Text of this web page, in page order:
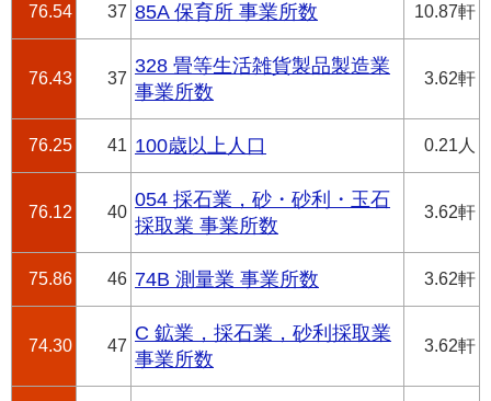
76.54 37 85A 保育所 事業所数 10.87軒
76.43 37
328 畳等生活雑貨製品製造業
事業所数
3.62軒
76.25 41 100歳以上人口 0.21人
76.12 40
054 採石業，砂・砂利・玉石
採取業 事業所数
3.62軒
75.86 46 74B 測量業 事業所数 3.62軒
74.30 47
C 鉱業，採石業，砂利採取業
事業所数
3.62軒